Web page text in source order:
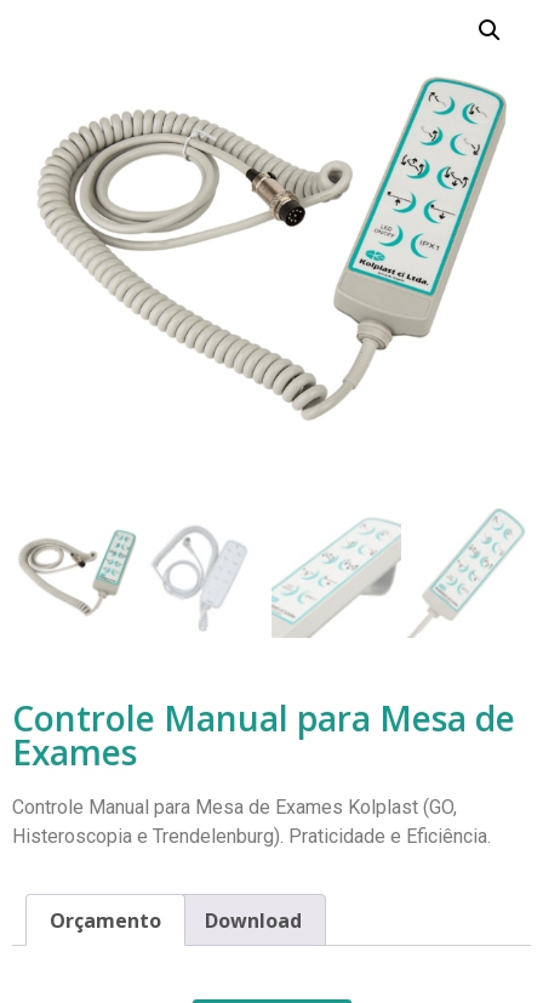
Controle Manual para Mesa de
Exames
Controle Manual para Mesa de Exames Kolplast (GO,
Histeroscopia e Trendelenburg). Praticidade e Eficiência.
Orçamento Download